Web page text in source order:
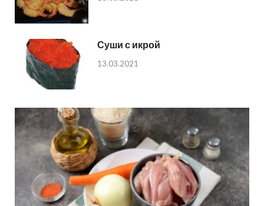
Суши с икрой
13.03.2021